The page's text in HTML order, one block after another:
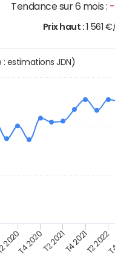
Tendance sur 6 mois : -
Prix haut : 1 561
: estimations JDN)
2020T4 2020T2 2021T4 2021T2 2022